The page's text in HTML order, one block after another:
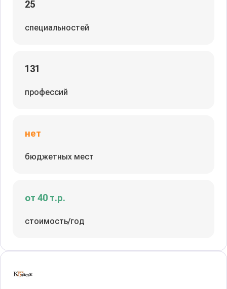
25
специальностей
131
профессий
нет
бюджетных мест
от 40 т.р.
стоимость/год